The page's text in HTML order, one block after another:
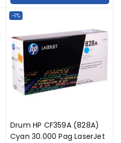
-1%
Drum HP CF359A (828A)
Cyan 30.000 Pag LaserJet